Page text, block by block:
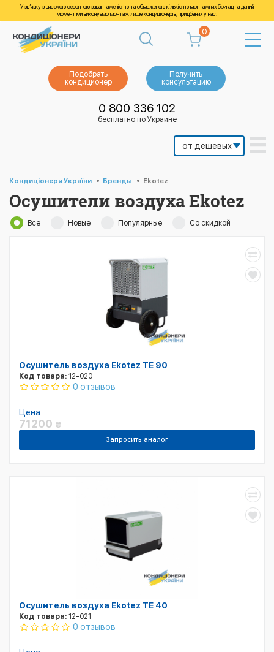
У зв’язку з високою сезонною завантаженістю та обмеженою кількістю монтажних бригад на даний
момент ми виконуємо монтаж лише кондиціонерів, придбаних у нас.
0
Подобрать
кондиционер
Получить
консультацию
0 800 336 102
бесплатно по Украине
Кондиціонери України Бренды Ekotez
Осушители воздуха Ekotez
Все Новые Популярные Со скидкой
Осушитель воздуха Ekotez TE 90
Код товара: 12-020
0 отзывов
Цена
71200 ₴
Запросить аналог
Осушитель воздуха Ekotez TE 40
Код товара: 12-021
0 отзывов